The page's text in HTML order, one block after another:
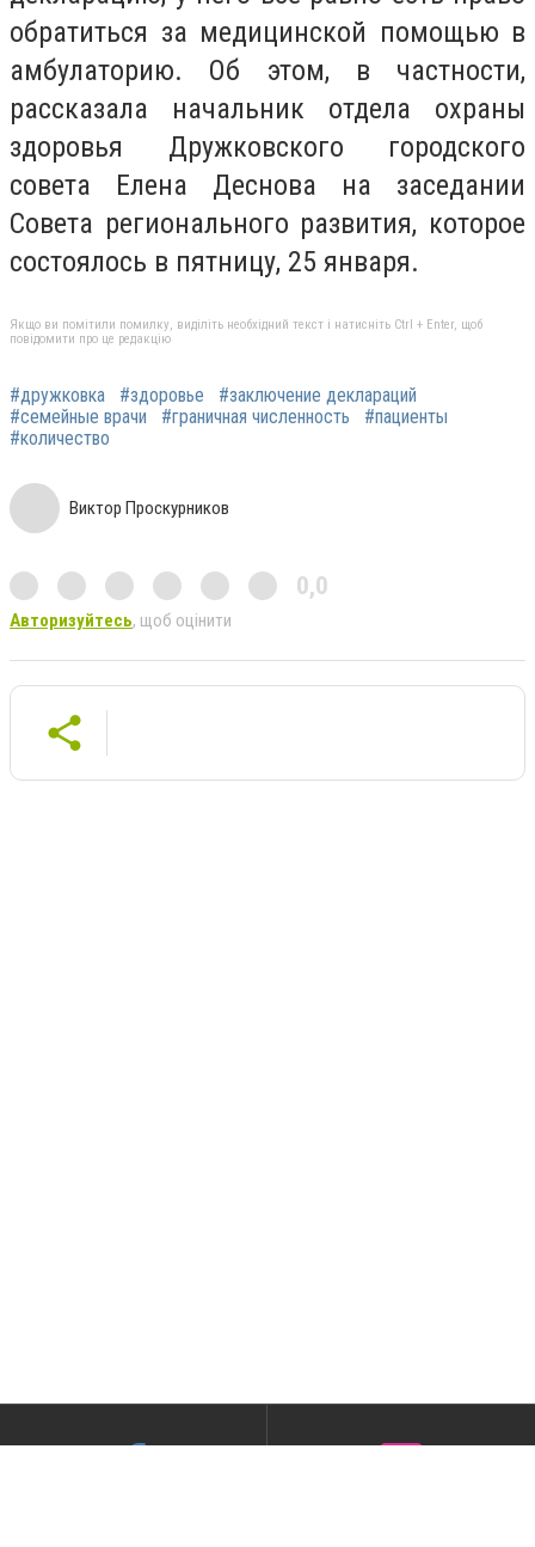
обратиться за медицинской помощью в
амбулаторию. Об этом, в частности,
рассказала начальник отдела охраны
здоровья Дружковского городского
совета Елена Деснова на заседании
Совета регионального развития, которое
состоялось в пятницу, 25 января.
Якщо ви помітили помилку, виділіть необхідний текст і натисніть Ctrl + Enter, щоб
повідомити про це редакцію
#дружковка #здоровье
#заключение деклараций
#семейные врачи
#граничная численность
#пациенты
#количество
Виктор Проскурников
0,0
Авторизуйтесь, щоб оцінити